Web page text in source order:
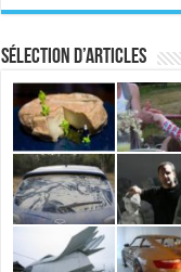
Sélection d’articles